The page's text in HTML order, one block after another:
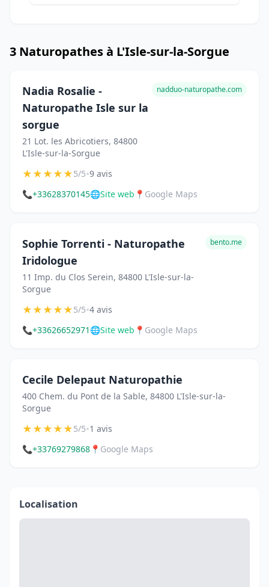
3 Naturopathes à L'Isle-sur-la-Sorgue
Nadia Rosalie -
Naturopathe Isle sur la
sorgue
21 Lot. les Abricotiers, 84800
L'Isle-sur-la-Sorgue
nadduo-naturopathe.com
★★★★★5/5•9 avis
📞+33628370145🌐Site web 📍 Google Maps
Sophie Torrenti - Naturopathe
Iridologue
11 Imp. du Clos Serein, 84800 L'Isle-sur-la-
Sorgue
bento.me
★★★★★5/5•4 avis
📞+33626652971 🌐Site web 📍 Google Maps
Cecile Delepaut Naturopathie
400 Chem. du Pont de la Sable, 84800 L'Isle-sur-la-
Sorgue
★★★★★5/5•1 avis
📞+33769279868 📍 Google Maps
Localisation